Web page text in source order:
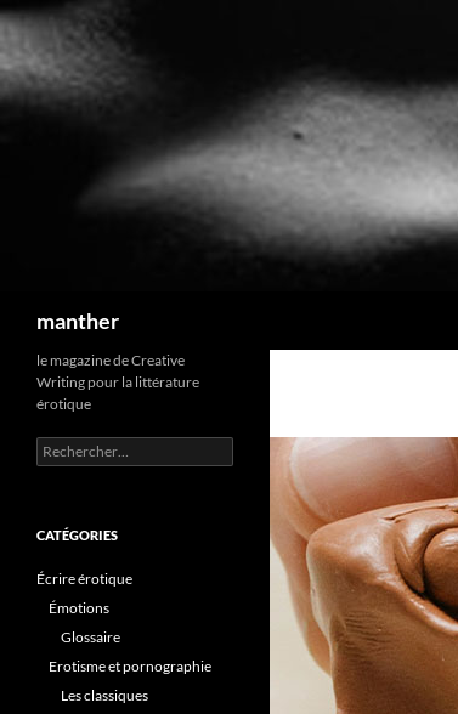
manther
le magazine de Creative
Writing pour la littérature
érotique
Rechercher :
CATÉGORIES
Écrire érotique
Émotions
Glossaire
Erotisme et pornographie
Les classiques